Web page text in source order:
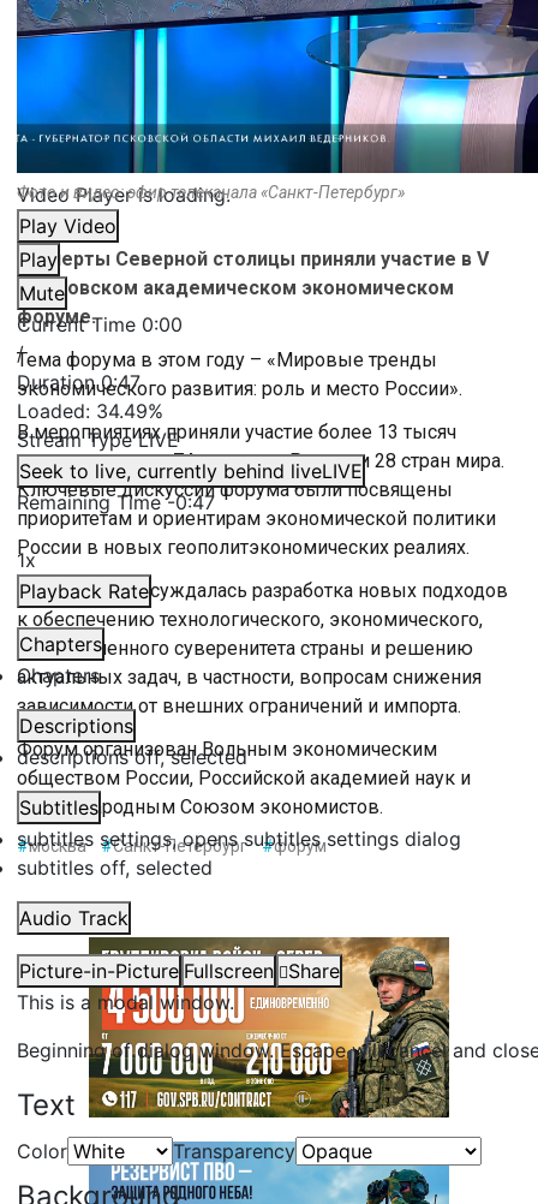
Video Player is loading.
Play Video
Play
Mute
Current Time 0:00
/
Duration0:47
Loaded: 34.49%
Stream TypeLIVE
Seek to live, currently behind liveLIVE
Remaining Time-0:47
1x
Playback Rate
Chapters
Chapters
Descriptions
descriptions off, selected
Subtitles
subtitles settings, opens subtitles settings dialog
subtitles off, selected
Audio Track
Picture-in-Picture Fullscreen
Share
This is a modal window.
Beginning of dialog window. Escape will cancel and
Text
Color Transparency
Background
Фото и видео: эфир телеканала «Санкт-Петербург»
Эксперты Северной столицы приняли участие в V
Московском академическом экономическом
форуме.
Тема форума в этом году – «Мировые тренды
экономического развития: роль и место России».
В мероприятиях приняли участие более 13 тысяч
специалистов из 74 регионов России и 28 стран мира.
Ключевые дискуссии форума были посвящены
приоритетам и ориентирам экономической политики
России в новых геополитэкономических реалиях.
В том числе обсуждалась разработка новых подходов
к обеспечению технологического, экономического,
промышленного суверенитета страны и решению
актуальных задач, в частности, вопросам снижения
зависимости от внешних ограничений и импорта.
Форум организован Вольным экономическим
обществом России, Российской академией наук и
Международным Союзом экономистов.
#москва #Санкт-Петербург #форум